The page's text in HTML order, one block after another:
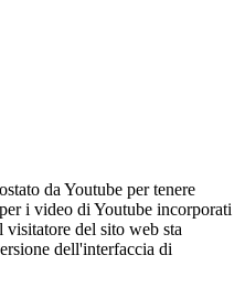
da Youtube per tenere
i video di Youtube incorporati
visitatore del sito web sta
dell'interfaccia di